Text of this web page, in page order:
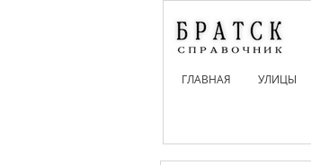
ГЛАВНАЯ УЛИЦЫ